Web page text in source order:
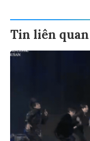
Tin liên quan